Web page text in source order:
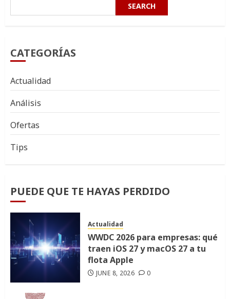
SEARCH
CATEGORÍAS
Actualidad
Análisis
Ofertas
Tips
PUEDE QUE TE HAYAS PERDIDO
Actualidad
WWDC 2026 para empresas: qué
traen iOS 27 y macOS 27 a tu
flota Apple
JUNE 8, 2026 0